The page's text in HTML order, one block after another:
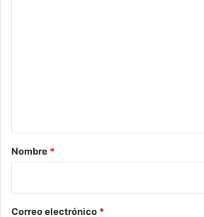
r
*
Nombre *
Correo electrónico *